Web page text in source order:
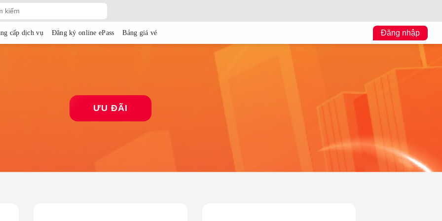
cấp dịch vụ Đăng ký online ePass Bảng giá vé Đăng nhập
ƯU ĐÃI